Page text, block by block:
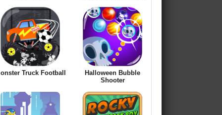
Truck Football
Halloween Bubble
Shooter